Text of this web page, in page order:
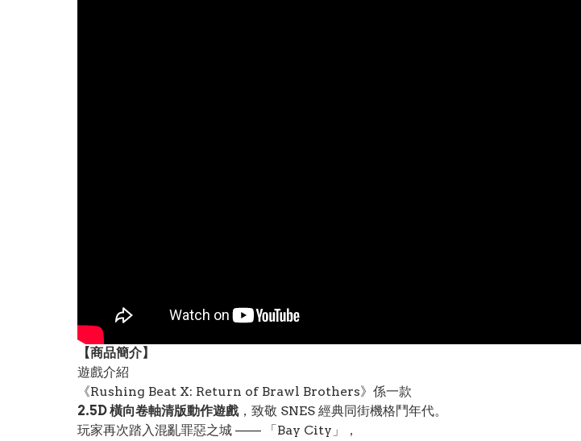
【商品簡介】
遊戲介紹
《Rushing Beat X: Return of Brawl Brothers》係一款
2.5D 橫向卷軸清版動作遊戲，致敬 SNES 經典同街機格鬥年代。
玩家再次踏入混亂罪惡之城 —— 「Bay City」，